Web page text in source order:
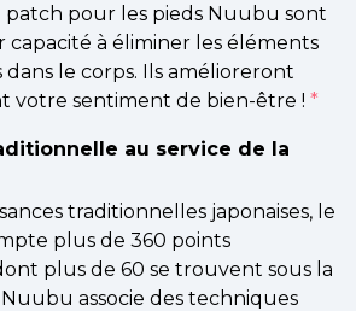
patch pour les pieds Nuubu sont
à éliminer les éléments
le corps. Ils amélioreront
votre sentiment de bien-être ! *
au service de la
traditionnelles japonaises, le
plus de 360 points
plus de 60 se trouvent sous la
associe des techniques